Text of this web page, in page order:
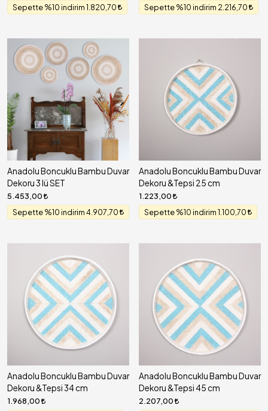
Sepette %10 indirim 1.820,70
Sepette %10 indirim 2.216,70
Anadolu Boncuklu Bambu Duvar
Dekoru 3 lü SET
5.453,00
Sepette %10 indirim 4.907,70
Anadolu Boncuklu Bambu Duvar
Dekoru &Tepsi 25 cm
1.223,00
Sepette %10 indirim 1.100,70
Anadolu Boncuklu Bambu Duvar
Dekoru &Tepsi 34 cm
1.968,00
Anadolu Boncuklu Bambu Duvar
Dekoru &Tepsi 45 cm
2.207,00